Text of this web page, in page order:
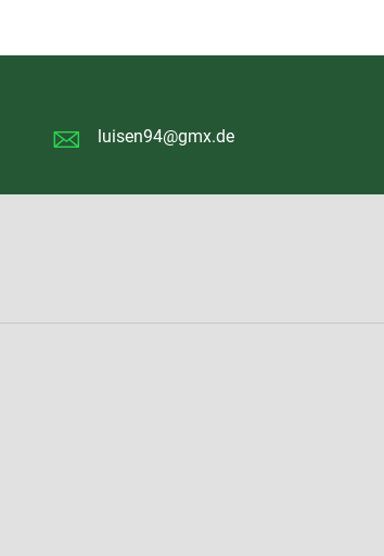
luisen94@gmx.de